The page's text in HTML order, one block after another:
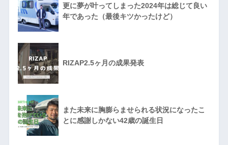
更に夢が叶ってしまった2024年は総じて良い
年であった（最後キツかったけど）
RIZAP2.5ヶ月の成果発表
また未来に胸膨らませられる状況になったこ
とに感謝しかない42歳の誕生日